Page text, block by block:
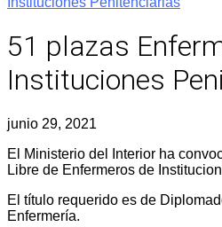
51 plazas
Instituciones
junio 29, 2021
El Ministerio del Interior ha
Libre de Enfermeros de
El título requerido es de
Enfermería.